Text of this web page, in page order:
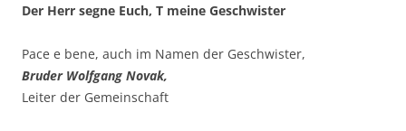
Der Herr seg­ne Euch, T mei­ne Geschwister
Pace e bene, auch im Namen der Geschwister,
Bru­der Wolf­gang Novak,
Lei­ter der Gemeinschaft